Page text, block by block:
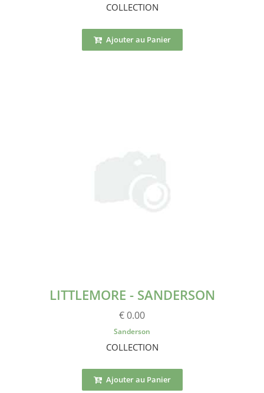
COLLECTION
Ajouter au Panier
LITTLEMORE - SANDERSON
€ 0.00
Sanderson
COLLECTION
Ajouter au Panier